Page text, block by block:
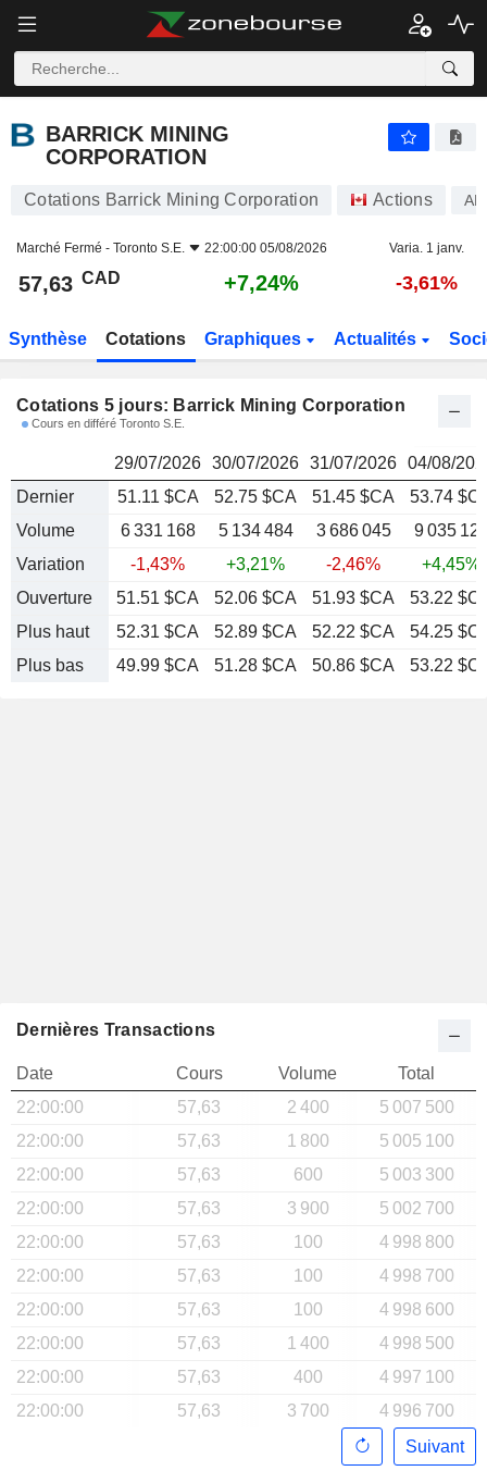
BARRICK MINING CORPORATION 57,63
BARRICK MINING
CORPORATION
Cotations Barrick Mining Corporation Actions
Marché Fermé - Toronto S.E. 22:00:00 05/08/2026 Varia. 1 janv.
57,63 CAD +7,24% -3,61%
Synthèse Cotations Graphiques Actualités
Cotations 5 jours: Barrick Mining Corporation
Cours en différé Toronto S.E.
29/07/2026 30/07/2026 31/07/2026 04/08/
Dernier
51.11 $CA 52.75 $CA 51.45 $CA
53.74
Volume
6 331 168 5 134 484 3 686 045
9 035
Variation
-1,43% +3,21% -2,46%
+4,45%
Ouverture
51.51 $CA 52.06 $CA 51.93 $CA
53.22
Plus haut
52.31 $CA 52.89 $CA 52.22 $CA
54.25
Plus bas
49.99 $CA 51.28 $CA 50.86 $CA 53.22
Dernières Transactions
Date Cours Volume
Total
22:00:00
57,63 2 400
5 007 500
22:00:00
57,63 1 800
5 005 100
22:00:00
57,63 600
5 003 300
22:00:00
57,63 3 900
5 002 700
22:00:00
57,63 100
4 998 800
22:00:00
57,63 100
4 998 700
22:00:00
57,63 100
4 998 600
22:00:00
57,63 1 400
4 998 500
22:00:00
57,63 400
4 997 100
22:00:00
57,63 3 700
4 996 700
Suivant